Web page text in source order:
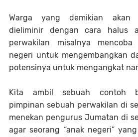
Warga yang demikian akan
dieliminir dengan cara halus
perwakilan misalnya
negeri untuk mengembangkan
potensinya untuk mengangkat
Kita ambil sebuah contoh
pimpinan sebuah perwakilan di
menekan pengurus Jumatan di
agar seorang “anak negeri”